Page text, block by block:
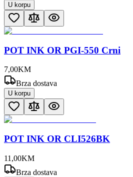
U korpu
POT INK OR PGI-550 Crni
7,00KM
Brza dostava
U korpu
POT INK OR CLI526BK
11 ,00KM
Brza dostava